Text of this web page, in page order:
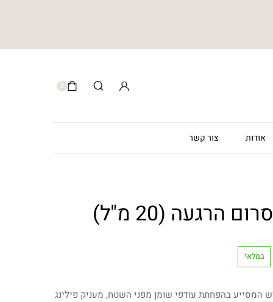
0
אודות צור קשר
המסייע בהפחתת עודפי שומן מפני השטח, מעניק פילינג עדין